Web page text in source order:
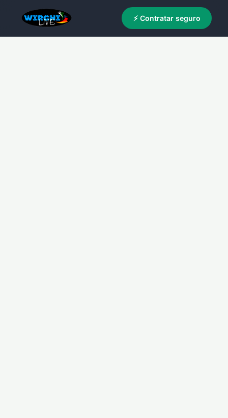
⚡ Contratar seguro